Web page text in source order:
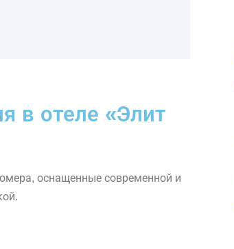
в отеле «Элит
оснащенные современной и